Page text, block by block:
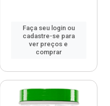
Faça seu login ou
cadastre-se para
ver preços e
comprar